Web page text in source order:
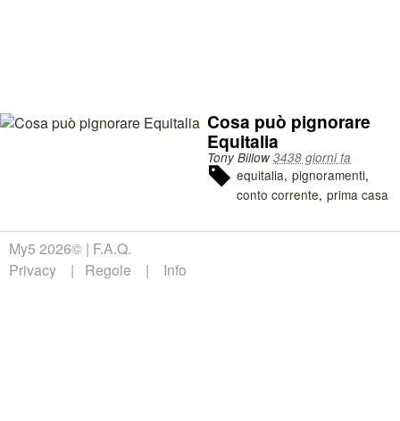
Cosa può pignorare
Equitalia
Tony Billow 3438 giorni fa
equitalia pignoramenti
conto corrente prima casa
My5 2026© F.A.Q.
Privacy
Regole Info